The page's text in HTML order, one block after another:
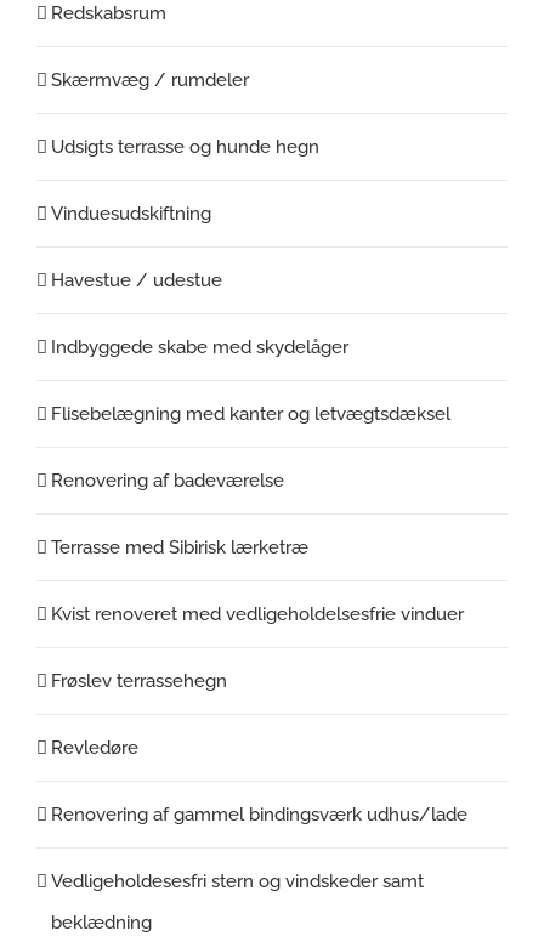
Redskabsrum
Skærmvæg / rumdeler
Udsigts terrasse og hunde hegn
Vinduesudskiftning
Havestue / udestue
Indbyggede skabe med skydelåger
Flisebelægning med kanter og letvægtsdæksel
Renovering af badeværelse
Terrasse med Sibirisk lærketræ
Kvist renoveret med vedligeholdelsesfrie vinduer
Frøslev terrassehegn
Revledøre
Renovering af gammel bindingsværk udhus/lade
Vedligeholdesesfri stern og vindskeder samt
beklædning